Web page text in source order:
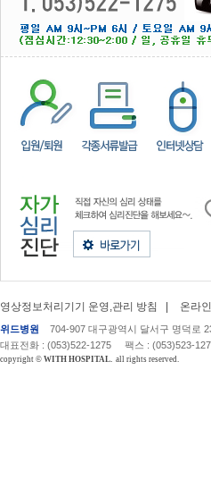
영상정보처리기기 운영,관리 방침 | 온라
위드병원 704-907 대구광역시 달서구 명덕로
대표전화 : (053)522-1275 팩스 : (053)523-
copyright © WITH HOSPITAL. all rights reserved.